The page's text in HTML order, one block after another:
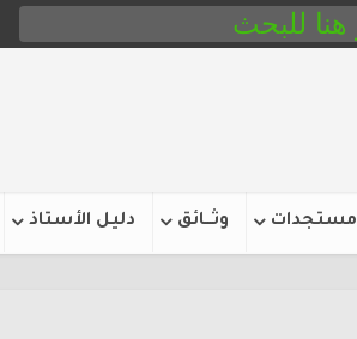
مستجدات وثـــائق دليل الأستاذ